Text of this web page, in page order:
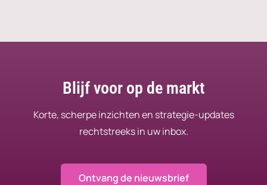
Blijf voor op de markt
Korte, scherpe inzichten en strategie-updates
rechtstreeks in uw inbox.
Ontvang de nieuwsbrief